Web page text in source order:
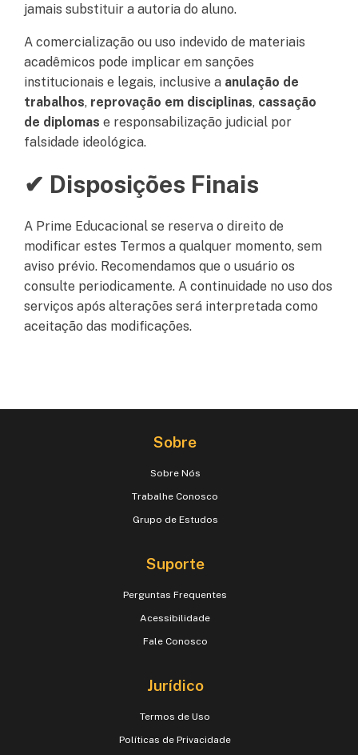
jamais substituir a autoria do aluno.
A comercialização ou uso indevido de materiais
acadêmicos pode implicar em sanções
institucionais e legais, inclusive a anulação de
trabalhos, reprovação em disciplinas, cassação
de diplomas e responsabilização judicial por
falsidade ideológica.
✔ Disposições Finais
A Prime Educacional se reserva o direito de
modificar estes Termos a qualquer momento, sem
aviso prévio. Recomendamos que o usuário os
consulte periodicamente. A continuidade no uso dos
serviços após alterações será interpretada como
aceitação das modificações.
Sobre
Sobre Nós
Trabalhe Conosco
Grupo de Estudos
Suporte
Perguntas Frequentes
Acessibilidade
Fale Conosco
Jurídico
Termos de Uso
Políticas de Privacidade